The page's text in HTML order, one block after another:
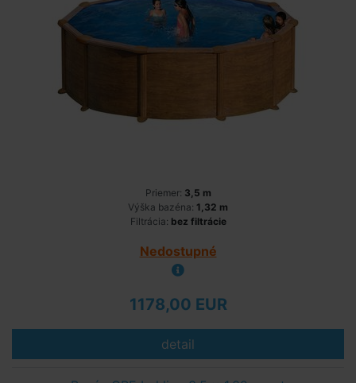
Priemer: 3,5 m
Výška bazéna: 1,32 m
Filtrácia: bez filtrácie
Nedostupné
1178,00 EUR
detail